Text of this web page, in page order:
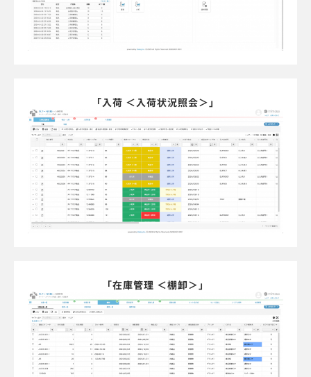
「入荷 ＜入荷状況照会＞」
「在庫管理 ＜棚卸＞」